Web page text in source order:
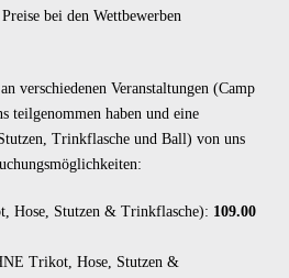
bei den Wettbewerben
verschiedenen Veranstaltungen (Camp
teilgenommen haben und eine
Trinkflasche und Ball) von uns
Hose, Stutzen & Trinkflasche): 109.00
Trikot, Hose, Stutzen &